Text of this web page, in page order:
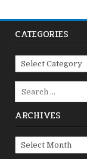
CATEGORIES
Categories
ARCHIVES
Archives